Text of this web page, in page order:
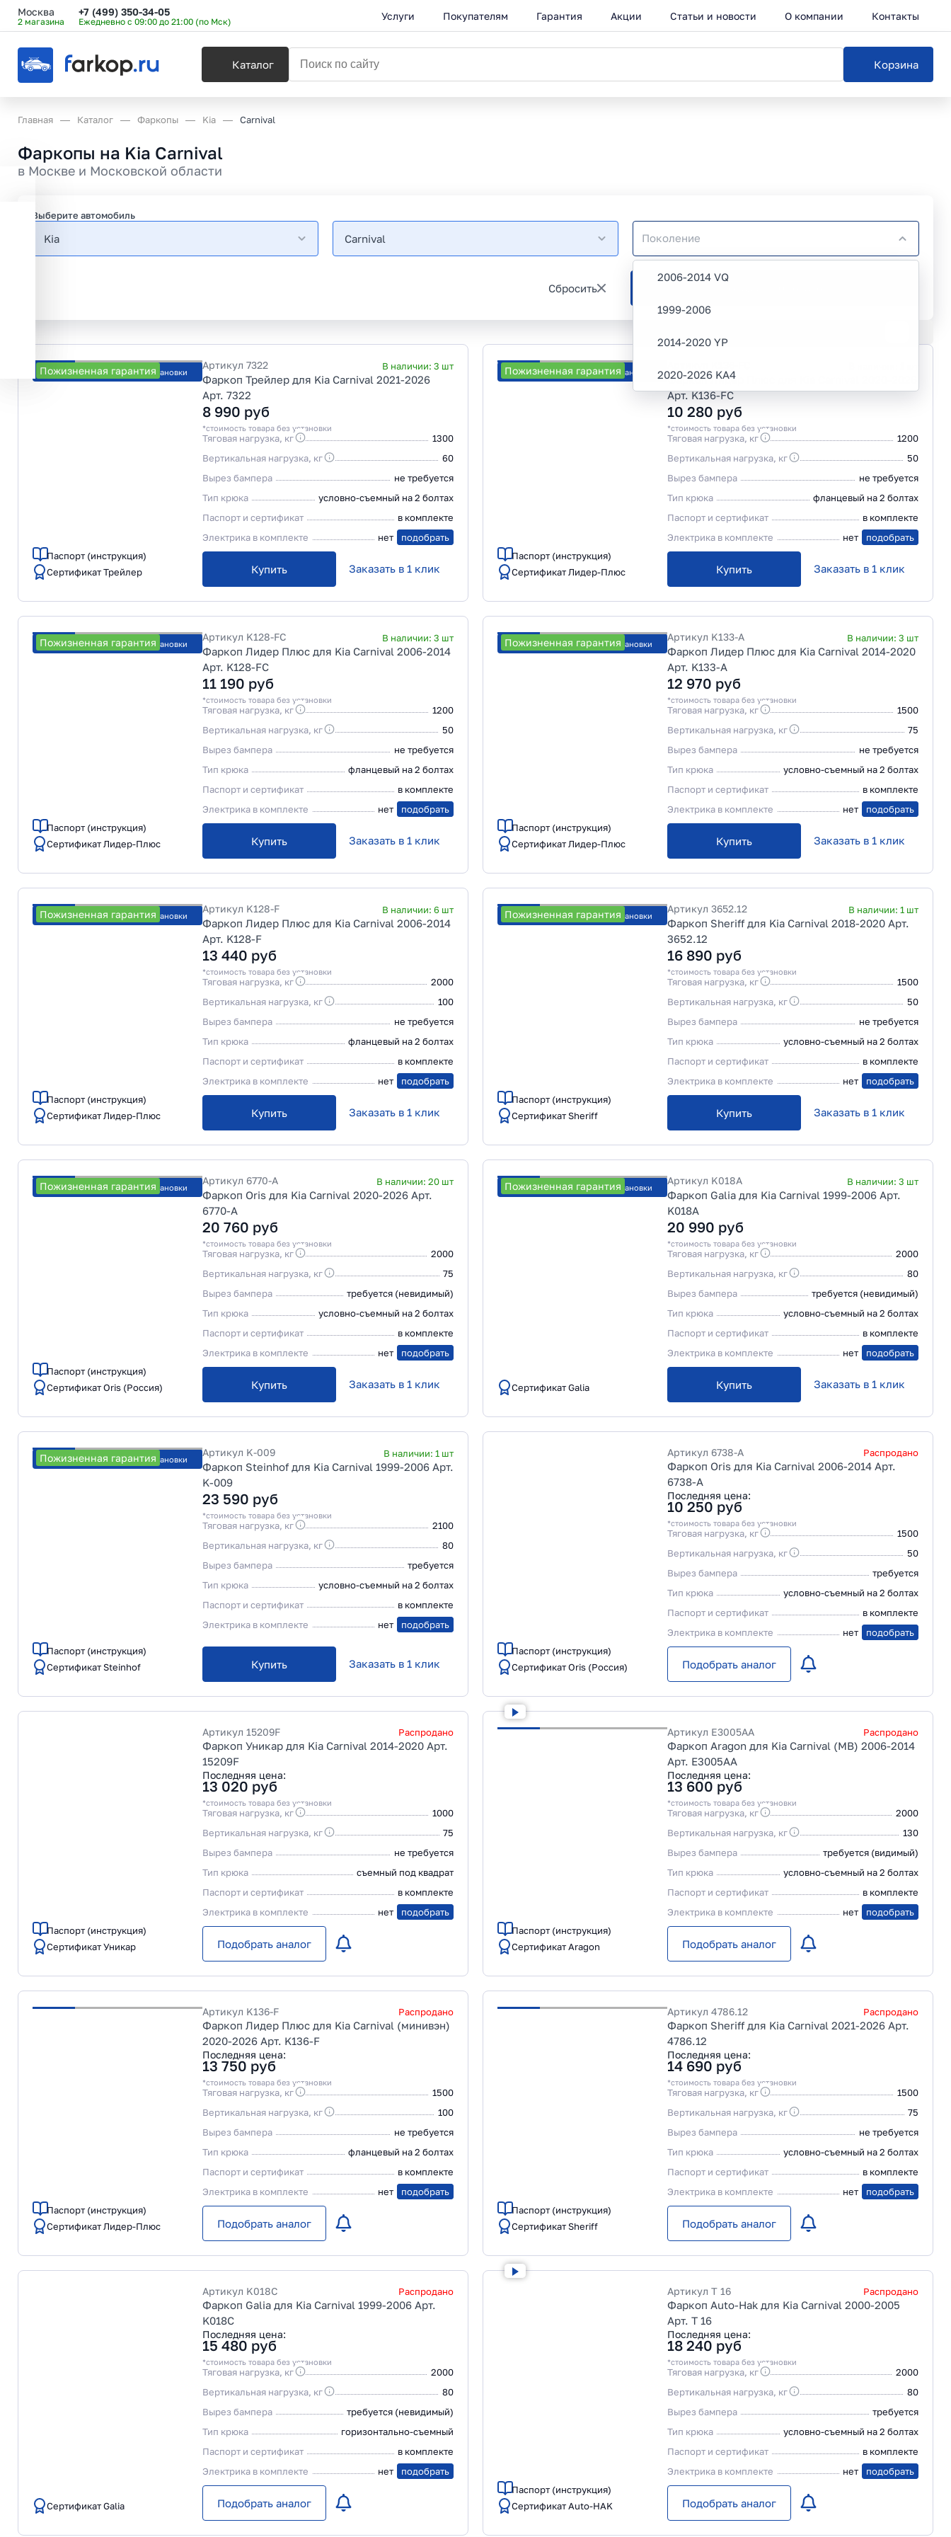
Москва
2 магазина
+7 (499) 350-34-05
Ежедневно с 09:00 до 21:00 (по Мск) Услуги Покупателям Гарантия Акции Статьи и новости О компании Контакты
Каталог Корзина
Главная Каталог Фаркопы Kia Carnival
Фаркопы на Kia Carnival
в Москве и Московской области
Выберите автомобиль
Kia Carnival
2006-2014 VQ
1999-2006
2014-2020 YP
2020-2026 KA4
Сбросить
Пожизненная гарантия
Рассчитать стоимость установки
Паспорт (инструкция)
Сертификат Трейлер
Артикул 7322 В наличии: 3 шт
Фаркоп Трейлер для Kia Carnival 2021-2026
Арт. 7322
8 990 руб
*стоимость товара без установки
Тяговая нагрузка, кг
1300
Вертикальная нагрузка, кг
60
Вырез бампера
не требуется
Тип крюка
условно-съемный на 2 болтах
Паспорт и сертификат
в комплекте
Электрика в комплекте
нет подобрать
Купить Заказать в 1 клик
Пожизненная гарантия
Рассчитать стоимость установки
Паспорт (инструкция)
Сертификат Лидер-Плюс
Фаркоп Лидер Плюс для Kia Carnival 2020-2026
Арт. K136-FC
10 280 руб
*стоимость товара без установки
Тяговая нагрузка, кг
1200
Вертикальная нагрузка, кг
50
Вырез бампера
не требуется
Тип крюка
фланцевый на 2 болтах
Паспорт и сертификат
в комплекте
Электрика в комплекте
нет подобрать
Купить Заказать в 1 клик
Пожизненная гарантия
Рассчитать стоимость установки
Паспорт (инструкция)
Сертификат Лидер-Плюс
Артикул K128-FC В наличии: 3 шт
Фаркоп Лидер Плюс для Kia Carnival 2006-2014
Арт. K128-FC
11 190 руб
*стоимость товара без установки
Тяговая нагрузка, кг
1200
Вертикальная нагрузка, кг
50
Вырез бампера
не требуется
Тип крюка
фланцевый на 2 болтах
Паспорт и сертификат
в комплекте
Электрика в комплекте
нет подобрать
Купить Заказать в 1 клик
Пожизненная гарантия
Рассчитать стоимость установки
Паспорт (инструкция)
Сертификат Лидер-Плюс
Артикул K133-A В наличии: 3 шт
Фаркоп Лидер Плюс для Kia Carnival 2014-2020
Арт. K133-A
12 970 руб
*стоимость товара без установки
Тяговая нагрузка, кг
1500
Вертикальная нагрузка, кг
75
Вырез бампера
не требуется
Тип крюка
условно-съемный на 2 болтах
Паспорт и сертификат
в комплекте
Электрика в комплекте
нет подобрать
Купить Заказать в 1 клик
Пожизненная гарантия
Рассчитать стоимость установки
Паспорт (инструкция)
Сертификат Лидер-Плюс
Артикул K128-F В наличии: 6 шт
Фаркоп Лидер Плюс для Kia Carnival 2006-2014
Арт. K128-F
13 440 руб
*стоимость товара без установки
Тяговая нагрузка, кг
2000
Вертикальная нагрузка, кг
100
Вырез бампера
не требуется
Тип крюка
фланцевый на 2 болтах
Паспорт и сертификат
в комплекте
Электрика в комплекте
нет подобрать
Купить Заказать в 1 клик
Пожизненная гарантия
Рассчитать стоимость установки
Паспорт (инструкция)
Сертификат Sheriff
Артикул 3652.12 В наличии: 1 шт
Фаркоп Sheriff для Kia Carnival 2018-2020 Арт.
3652.12
16 890 руб
*стоимость товара без установки
Тяговая нагрузка, кг
1500
Вертикальная нагрузка, кг
50
Вырез бампера
не требуется
Тип крюка
условно-съемный на 2 болтах
Паспорт и сертификат
в комплекте
Электрика в комплекте
нет подобрать
Купить Заказать в 1 клик
Пожизненная гарантия
Рассчитать стоимость установки
Паспорт (инструкция)
Сертификат Oris (Россия)
Артикул 6770-A В наличии: 20 шт
Фаркоп Oris для Kia Carnival 2020-2026 Арт.
6770-A
20 760 руб
*стоимость товара без установки
Тяговая нагрузка, кг
2000
Вертикальная нагрузка, кг
75
Вырез бампера
требуется (невидимый)
Тип крюка
условно-съемный на 2 болтах
Паспорт и сертификат
в комплекте
Электрика в комплекте
нет подобрать
Купить Заказать в 1 клик
Пожизненная гарантия
Рассчитать стоимость установки
Сертификат Galia
Артикул K018A В наличии: 3 шт
Фаркоп Galia для Kia Carnival 1999-2006 Арт.
K018A
20 990 руб
*стоимость товара без установки
Тяговая нагрузка, кг
2000
Вертикальная нагрузка, кг
80
Вырез бампера
требуется (невидимый)
Тип крюка
условно-съемный на 2 болтах
Паспорт и сертификат
в комплекте
Электрика в комплекте
нет подобрать
Купить Заказать в 1 клик
Пожизненная гарантия
Рассчитать стоимость установки
Паспорт (инструкция)
Сертификат Steinhof
Артикул K-009 В наличии: 1 шт
Фаркоп Steinhof для Kia Carnival 1999-2006 Арт.
K-009
23 590 руб
*стоимость товара без установки
Тяговая нагрузка, кг
2100
Вертикальная нагрузка, кг
80
Вырез бампера
требуется
Тип крюка
условно-съемный на 2 болтах
Паспорт и сертификат
в комплекте
Электрика в комплекте
нет подобрать
Купить Заказать в 1 клик
Паспорт (инструкция)
Сертификат Oris (Россия)
Артикул 6738-A Распродано
Фаркоп Oris для Kia Carnival 2006-2014 Арт.
6738-A
Последняя цена:
10 250 руб
*стоимость товара без установки
Тяговая нагрузка, кг
1500
Вертикальная нагрузка, кг
50
Вырез бампера
требуется
Тип крюка
условно-съемный на 2 болтах
Паспорт и сертификат
в комплекте
Электрика в комплекте
нет подобрать
Подобрать аналог
Паспорт (инструкция)
Сертификат Уникар
Артикул 15209F Распродано
Фаркоп Уникар для Kia Carnival 2014-2020 Арт.
15209F
Последняя цена:
13 020 руб
*стоимость товара без установки
Тяговая нагрузка, кг
1000
Вертикальная нагрузка, кг
75
Вырез бампера
не требуется
Тип крюка
съемный под квадрат
Паспорт и сертификат
в комплекте
Электрика в комплекте
нет подобрать
Подобрать аналог
Паспорт (инструкция)
Сертификат Aragon
Артикул E3005AA Распродано
Фаркоп Aragon для Kia Carnival (MB) 2006-2014
Арт. E3005AA
Последняя цена:
13 600 руб
*стоимость товара без установки
Тяговая нагрузка, кг
2000
Вертикальная нагрузка, кг
130
Вырез бампера
требуется (видимый)
Тип крюка
условно-съемный на 2 болтах
Паспорт и сертификат
в комплекте
Электрика в комплекте
нет подобрать
Подобрать аналог
Паспорт (инструкция)
Сертификат Лидер-Плюс
Артикул K136-F Распродано
Фаркоп Лидер Плюс для Kia Carnival (минивэн)
2020-2026 Арт. K136-F
Последняя цена:
13 750 руб
*стоимость товара без установки
Тяговая нагрузка, кг
1500
Вертикальная нагрузка, кг
100
Вырез бампера
не требуется
Тип крюка
фланцевый на 2 болтах
Паспорт и сертификат
в комплекте
Электрика в комплекте
нет подобрать
Подобрать аналог
Паспорт (инструкция)
Сертификат Sheriff
Артикул 4786.12 Распродано
Фаркоп Sheriff для Kia Carnival 2021-2026 Арт.
4786.12
Последняя цена:
14 690 руб
*стоимость товара без установки
Тяговая нагрузка, кг
1500
Вертикальная нагрузка, кг
75
Вырез бампера
не требуется
Тип крюка
условно-съемный на 2 болтах
Паспорт и сертификат
в комплекте
Электрика в комплекте
нет подобрать
Подобрать аналог
Сертификат Galia
Артикул K018C Распродано
Фаркоп Galia для Kia Carnival 1999-2006 Арт.
K018C
Последняя цена:
15 480 руб
*стоимость товара без установки
Тяговая нагрузка, кг
2000
Вертикальная нагрузка, кг
80
Вырез бампера
требуется (невидимый)
Тип крюка
горизонтально-съемный
Паспорт и сертификат
в комплекте
Электрика в комплекте
нет подобрать
Подобрать аналог
Паспорт (инструкция)
Сертификат Auto-HAK
Артикул T 16 Распродано
Фаркоп Auto-Hak для Kia Carnival 2000-2005
Арт. T 16
Последняя цена:
18 240 руб
*стоимость товара без установки
Тяговая нагрузка, кг
2000
Вертикальная нагрузка, кг
80
Вырез бампера
требуется
Тип крюка
условно-съемный на 2 болтах
Паспорт и сертификат
в комплекте
Электрика в комплекте
нет подобрать
Подобрать аналог